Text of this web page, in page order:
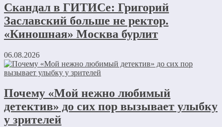
Скандал в ГИТИСе: Григорий
Заславский больше не ректор.
«Киношная» Москва бурлит
06.08.2026
Почему «Мой нежно любимый
детектив» до сих пор вызывает улыбку
у зрителей